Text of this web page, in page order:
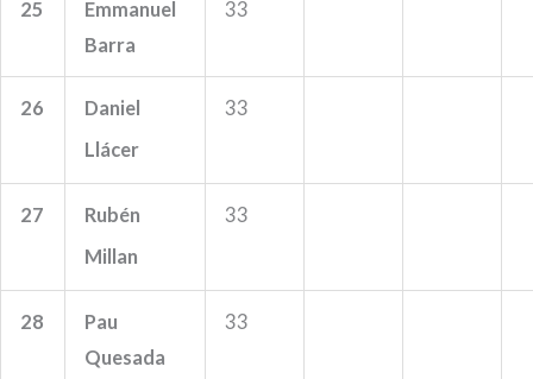
25
Emmanuel
Barra
33
26
Daniel
Llácer
33
27
Rubén
Millan
33
28
Pau
Quesada
33